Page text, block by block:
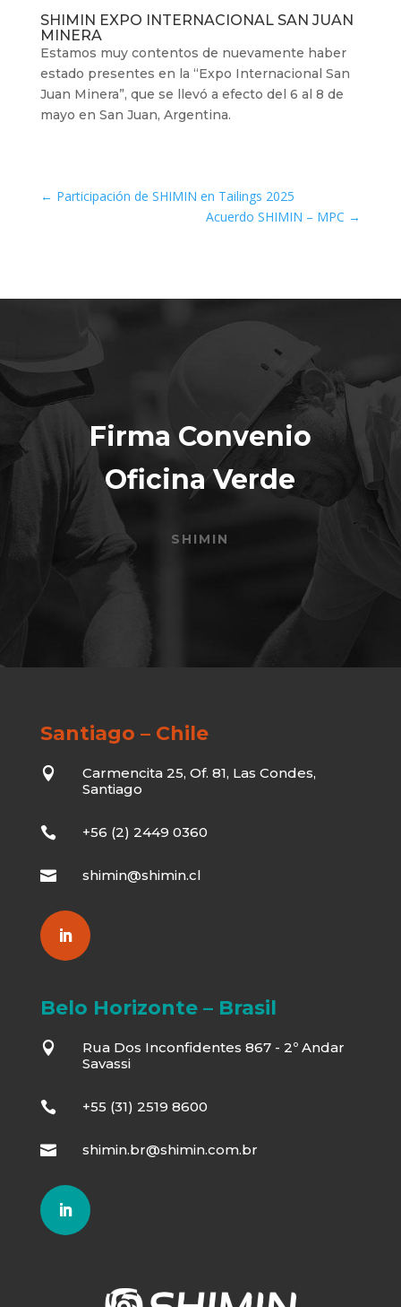
SHIMIN EXPO INTERNACIONAL SAN JUAN
MINERA
Estamos muy contentos de nuevamente haber
estado presentes en la “Expo Internacional San
Juan Minera”, que se llevó a efecto del 6 al 8 de
mayo en San Juan, Argentina.
← Participación de SHIMIN en Tailings 2025
Acuerdo SHIMIN – MPC →
Firma Convenio
Oficina Verde
SHIMIN
Santiago – Chile

Carmencita 25, Of. 81, Las Condes,
Santiago
 +56 (2) 2449 0360
 shimin@shimin.cl
Belo Horizonte – Brasil

Rua Dos Inconfidentes 867 - 2º Andar
Savassi
 +55 (31) 2519 8600
 shimin.br@shimin.com.br